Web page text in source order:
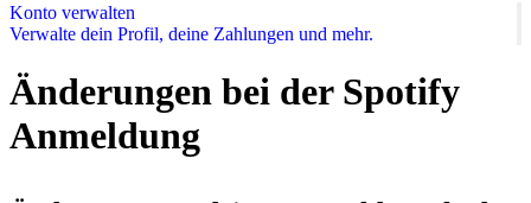
Konto verwalten
Verwalte dein Profil, deine Zahlungen und mehr.
Änderungen bei der Spotify
Anmeldung